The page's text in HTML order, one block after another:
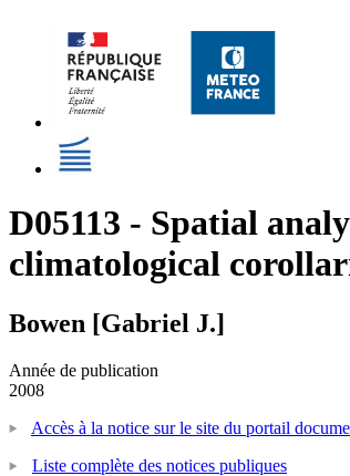
D05113 - Spatial
climatological
Bowen [Gabriel J.]
Année de publication
2008
Accès à la notice sur le site du portail
Liste complète des notices publiques